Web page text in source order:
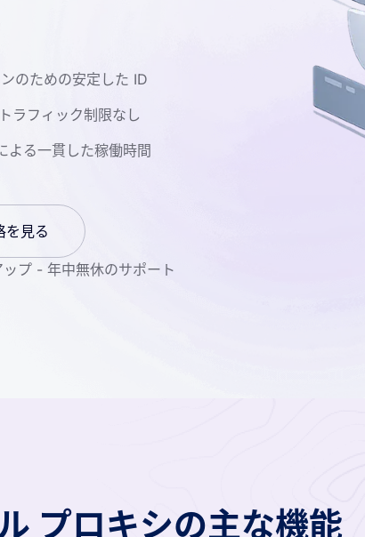
のための安定した ID
ラフィック制限なし
よる一貫した稼働時間
を見る
プ - 年中無休のサポート
プロキシの主な機能